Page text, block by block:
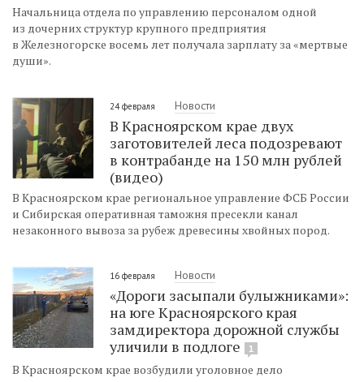
Начальница отдела по управлению персоналом одной
из дочерних структур крупного предприятия
в Железногорске восемь лет получала зарплату за «мертвые
души».
24 февраля Новости
В Красноярском крае двух
заготовителей леса подозревают
в контрабанде на 150 млн рублей
(видео)
В Красноярском крае региональное управление ФСБ России
и Сибирская оперативная таможня пресекли канал
незаконного вывоза за рубеж древесины хвойных пород.
16 февраля Новости
«Дороги засыпали булыжниками»:
на юге Красноярского края
замдиректора дорожной службы
уличили в подлоге
1
В Красноярском крае возбудили уголовное дело